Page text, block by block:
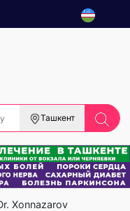
Ташкент
Xonnazarov